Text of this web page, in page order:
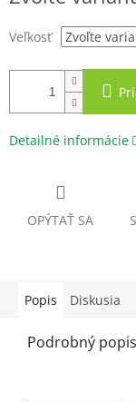
Veľkosť
Detailné informácie
OPÝTAŤ SA
Popis Diskusia
Podrobný popis